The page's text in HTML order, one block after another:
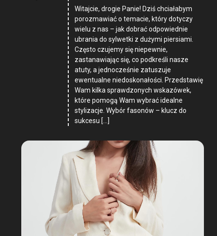
Witajcie, drogie Panie! Dziś chciałabym
porozmawiać o temacie, który dotyczy
wielu z nas – jak dobrać odpowiednie
ubrania do sylwetki z dużymi piersiami.
Często czujemy się niepewnie,
zastanawiając się, co podkreśli nasze
atuty, a jednocześnie zatuszuje
ewentualne niedoskonałości. Przedstawię
Wam kilka sprawdzonych wskazówek,
które pomogą Wam wybrać idealne
stylizacje. Wybór fasonów – klucz do
sukcesu […]